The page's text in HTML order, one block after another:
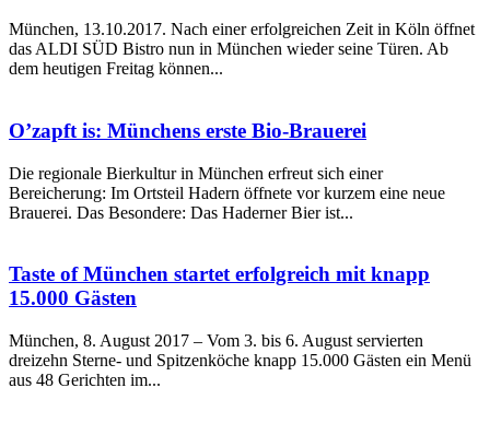
München, 13.10.2017. Nach einer erfolgreichen Zeit in Köln öffnet
das ALDI SÜD Bistro nun in München wieder seine Türen. Ab
dem heutigen Freitag können...
O’zapft is: Münchens erste Bio-Brauerei
Die regionale Bierkultur in München erfreut sich einer
Bereicherung: Im Ortsteil Hadern öffnete vor kurzem eine neue
Brauerei. Das Besondere: Das Haderner Bier ist...
Taste of München startet erfolgreich mit knapp
15.000 Gästen
München, 8. August 2017 – Vom 3. bis 6. August servierten
dreizehn Sterne- und Spitzenköche knapp 15.000 Gästen ein Menü
aus 48 Gerichten im...